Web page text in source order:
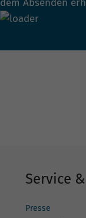
Service
Presse